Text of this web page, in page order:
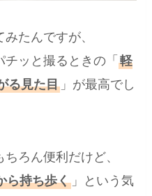
たんですが、
チッと撮るときの「軽
る見た目 」が最高でし
ろん便利だけど、
ら持ち歩く 」という気